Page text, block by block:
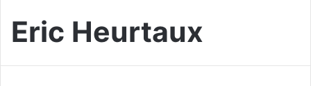
Eric Heurtaux